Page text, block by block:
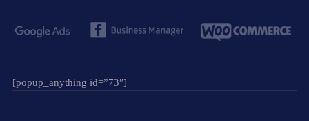
[popup_anything id=”73″]